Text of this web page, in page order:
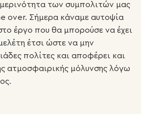
των συμπολιτών μας
over. Σήμερα κάναμε αυτοψία
έργο που θα μπορούσε να έχει
έτσι ώστε να μην
πολίτες και αποφέρει και
ατμοσφαιρικής μόλυνσης λόγω